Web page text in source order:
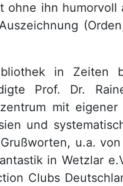
ohne ihn humorvoll
in Zeiten
Prof. Dr.
mit
und
u.a.
in Wetzlar
Clubs